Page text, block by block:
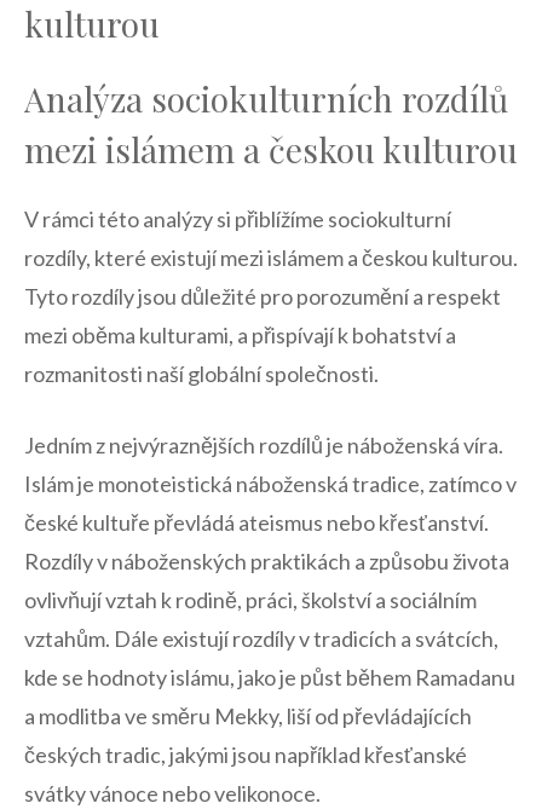
kulturou
Analýza sociokulturních rozdílů
mezi islámem a českou ⁤kulturou
V rámci této analýzy si přiblížíme sociokulturní
rozdíly, které⁤ existují mezi islámem a ‍českou kulturou.
Tyto rozdíly jsou důležité pro porozumění a⁢ respekt
mezi oběma kulturami, a přispívají k bohatství a
rozmanitosti naší globální společnosti.
Jedním z nejvýraznějších rozdílů je náboženská víra.
Islám je monoteistická náboženská tradice, zatímco ‍v
​české kultuře převládá ateismus ‌nebo ⁤křesťanství.
Rozdíly v náboženských praktikách a způsobu života
ovlivňují vztah k rodině,⁣ práci, ⁢školství ⁤a sociálním
vztahům. Dále existují rozdíly‌ v tradicích a svátcích,
kde se hodnoty islámu,​ jako ⁣je ⁢půst během Ramadanu
⁤a modlitba ‍ve směru Mekky, liší‌ od převládajících ​
českých tradic, jakými jsou například křesťanské
svátky vánoce nebo⁣ velikonoce.